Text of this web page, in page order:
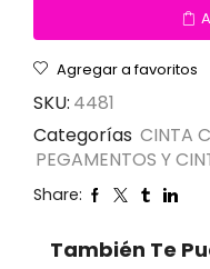
Agregar a favoritos
SKU: 4481
Categorías CINTA
PEGAMENTOS Y
Share:
También Te